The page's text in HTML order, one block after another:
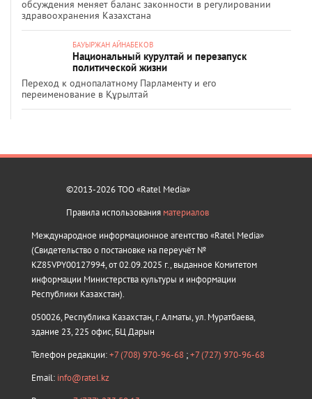
обсуждения меняет баланс законности в регулировании
здравоохранения Казахстана
БАУЫРЖАН АЙНАБЕКОВ
Национальный курултай и перезапуск
политической жизни
Переход к однопалатному Парламенту и его
переименование в Құрылтай
©2013-2026 ТОО «Ratel Media»
Правила использования материалов
Международное информационное агентство «Ratel Media»
(Свидетельство о постановке на переучёт №
KZ85VPY00127994, от 02.09.2025 г., выданное Комитетом
информации Министерства культуры и информации
Республики Казахстан).
050026, Республика Казахстан, г. Алматы, ул. Муратбаева,
здание 23, 225 офис, БЦ Дарын
Телефон редакции:+7 (708) 970-96-68 ;+7 (727) 970-96-68
Email: info@ratel.kz